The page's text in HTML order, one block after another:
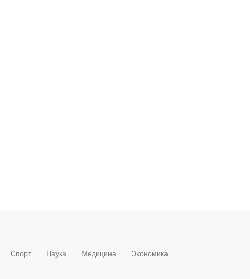
Спорт Наука Медицина Экономика